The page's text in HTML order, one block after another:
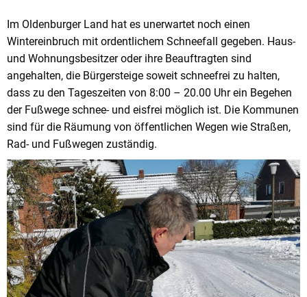
Im Oldenburger Land hat es unerwartet noch einen
Wintereinbruch mit ordentlichem Schneefall gegeben. Haus-
und Wohnungsbesitzer oder ihre Beauftragten sind
angehalten, die Bürgersteige soweit schneefrei zu halten,
dass zu den Tageszeiten von 8:00 – 20.00 Uhr ein Begehen
der Fußwege schnee- und eisfrei möglich ist. Die Kommunen
sind für die Räumung von öffentlichen Wegen wie Straßen,
Rad- und Fußwegen zuständig.